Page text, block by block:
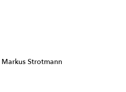
Strotmann